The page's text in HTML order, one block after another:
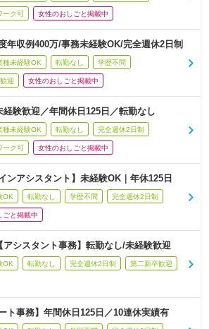
ーク可 女性のおしごと掲載中
収例400万/事務未経験OK/完全週休2日制
種未経験OK 転勤なし 学歴不問
迎 女性のおしごと掲載中
験歓迎／年間休日125日／転勤なし
種未経験OK 転勤なし 完全週休2日制
ーク可 女性のおしごと掲載中
ンアシスタント】未経験OK｜年休125日
OK 転勤なし 学歴不問 完全週休2日制
ごと掲載中
シスタント事務】転勤なし/未経験歓迎
OK 転勤なし 完全週休2日制 第二新卒歓迎
ト事務】年間休日125日／10連休実績有